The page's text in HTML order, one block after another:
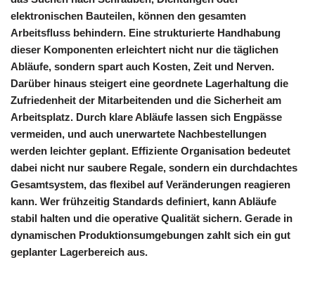
elektronischen Bauteilen, können den gesamten
Arbeitsfluss behindern. Eine strukturierte Handhabung
dieser Komponenten erleichtert nicht nur die täglichen
Abläufe, sondern spart auch Kosten, Zeit und Nerven.
Darüber hinaus steigert eine geordnete Lagerhaltung die
Zufriedenheit der Mitarbeitenden und die Sicherheit am
Arbeitsplatz. Durch klare Abläufe lassen sich Engpässe
vermeiden, und auch unerwartete Nachbestellungen
werden leichter geplant. Effiziente Organisation bedeutet
dabei nicht nur saubere Regale, sondern ein durchdachtes
Gesamtsystem, das flexibel auf Veränderungen reagieren
kann. Wer frühzeitig Standards definiert, kann Abläufe
stabil halten und die operative Qualität sichern. Gerade in
dynamischen Produktionsumgebungen zahlt sich ein gut
geplanter Lagerbereich aus.